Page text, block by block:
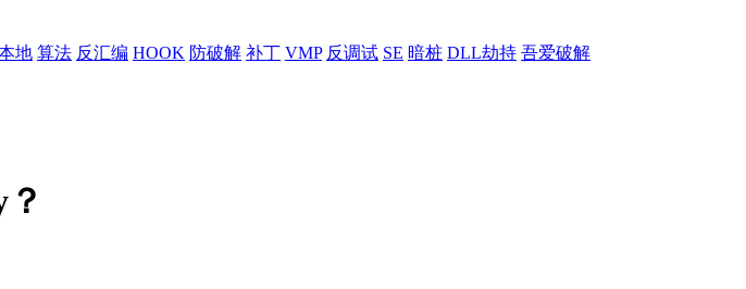
地 算法 反汇编 HOOK 防破解 补丁 VMP 反调试 SE 暗桩 DLL劫持 吾爱破解